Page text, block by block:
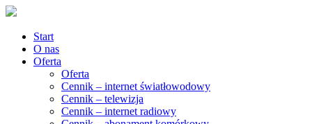
Start
O nas
Oferta
Oferta
Cennik – internet światłowodowy
Cennik – telewizja
Cennik – internet radiowy